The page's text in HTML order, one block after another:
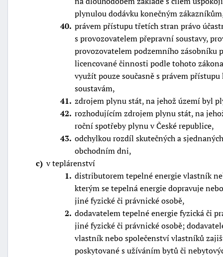
plynulou dodávku konečným
40 právem přístupu třetích stran právo
s provozovatelem přepravní soustavy,
provozovatelem podzemního zásobníku
licencované činnosti podle tohoto
využít pouze současně s právem
soustavám,
41 zdrojem plynu stát, na jehož území byl
42 rozhodujícím zdrojem plynu stát, na
roční spotřeby plynu v České republice,
43 odchylkou rozdíl skutečných a
obchodním dni,
c v teplárenství
1 distributorem tepelné energie vlastník
kterým se tepelná energie dopravuje
jiné fyzické či právnické osobě,
2 dodavatelem tepelné energie fyzická či
jiné fyzické či právnické osobě;
vlastník nebo společenství vlastníků
poskytované s užíváním bytů či